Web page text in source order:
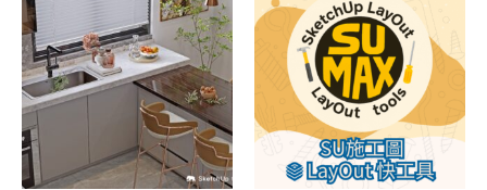
始
價
格：
NT$49,450。
前
價
格：
NT$43,500。
格
範
圍：
NT$1,350
到
NT$5,500